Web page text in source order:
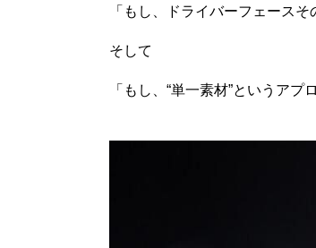
「もし、ドライバーフェース
そして
「もし、“単一素材”というア